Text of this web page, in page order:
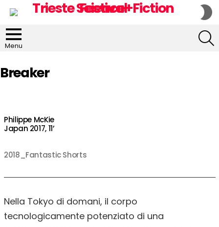
Menu
Breaker
Philippe McKie
Japan 2017, 11’
2018_Fantastic Shorts
Nella Tokyo di domani, il corpo
tecnologicamente potenziato di una